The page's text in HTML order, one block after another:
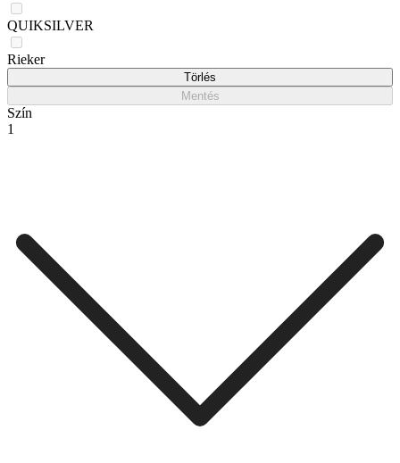
QUIKSILVER
Rieker
Törlés
Mentés
Szín
1